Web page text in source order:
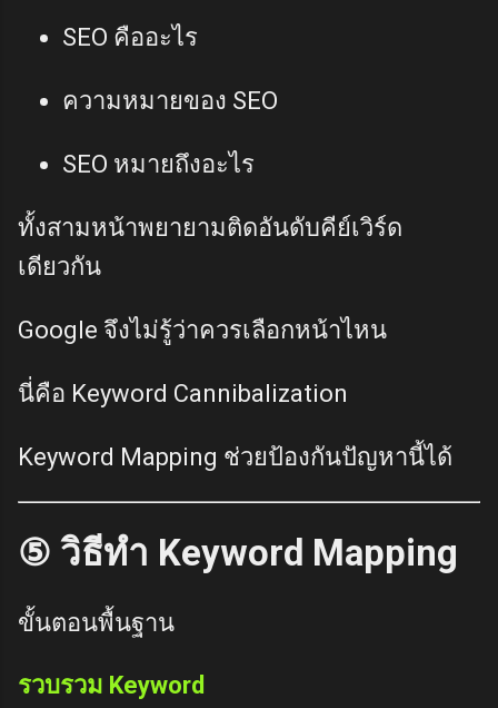
SEO คืออะไร
ความหมายของ SEO
SEO หมายถึงอะไร
ทั้งสามหน้าพยายามติดอันดับคีย์เวิร์ด
เดียวกัน
Google จึงไม่รู้ว่าควรเลือกหน้าไหน
นี่คือ Keyword Cannibalization
Keyword Mapping ช่วยป้องกันปัญหานี้ได้
⑤ วิธีทำ Keyword Mapping
ขั้นตอนพื้นฐาน
รวบรวม Keyword